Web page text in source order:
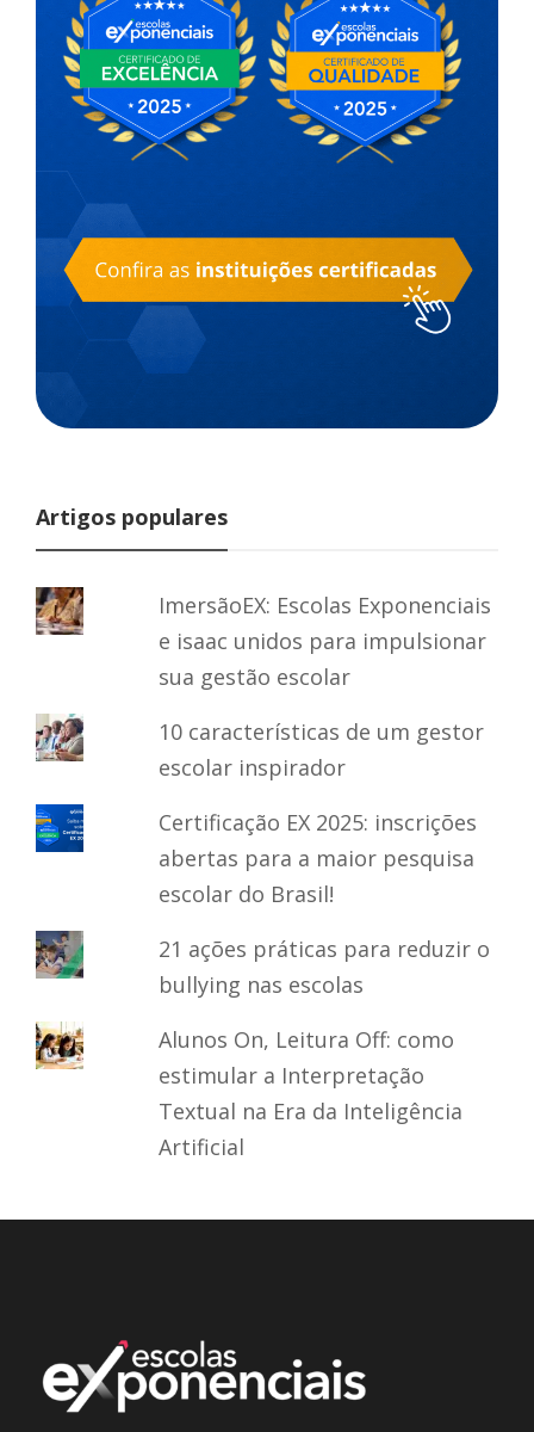
Artigos populares
ImersãoEX: Escolas Exponenciais
e isaac unidos para impulsionar
sua gestão escolar
10 características de um gestor
escolar inspirador
Certificação EX 2025: inscrições
abertas para a maior pesquisa
escolar do Brasil!
21 ações práticas para reduzir o
bullying nas escolas
Alunos On, Leitura Off: como
estimular a Interpretação
Textual na Era da Inteligência
Artificial